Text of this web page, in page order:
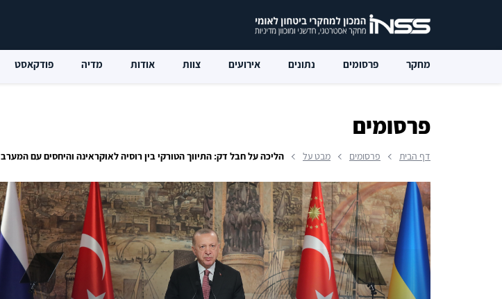
מחקר פרסומים נתונים אירועים צוות אודות מדיה פודקאסט
פרסומים
דף הבית פרסומים מבט על הליכה על חבל דק: התיווך הטורקי בין רוסיה לאוקראינה והיחסים עם המערב